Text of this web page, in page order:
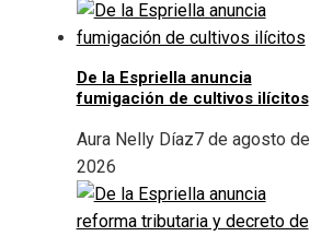
De la Espriella anuncia
fumigación de cultivos ilícitos
Aura Nelly Díaz7 de agosto de
2026